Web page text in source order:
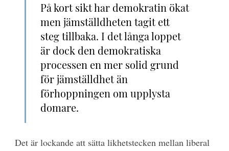
På kort sikt har demokratin ökat
men jämställdheten tagit ett
steg tillbaka. I det långa loppet
är dock den demokratiska
processen en mer solid grund
för jämställdhet än
förhoppningen om upplysta
domare.
Det är lockande att sätta likhetstecken mellan liberal